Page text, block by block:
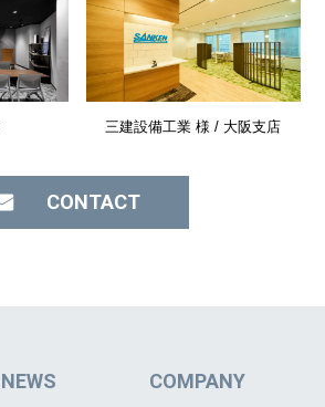
三建設備工業 様 / 大阪支店
CONTACT
NEWS
COMPANY